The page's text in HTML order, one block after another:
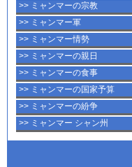
>> ミャンマーの宗教
>> ミャンマー軍
>> ミャンマー情勢
>> ミャンマーの親日
>> ミャンマーの食事
>> ミャンマーの国家予算
>> ミャンマーの紛争
>> ミャンマー シャン州